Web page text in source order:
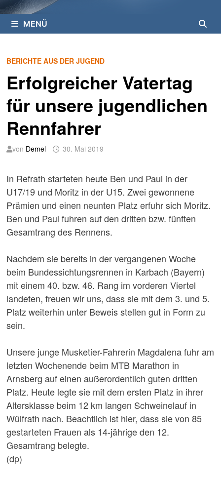
MENÜ
BERICHTE AUS DER JUGEND
Erfolgreicher Vatertag
für unsere jugendlichen
Rennfahrer
von Demel 30. Mai 2019
In Refrath starteten heute Ben und Paul in der
U17/19 und Moritz in der U15. Zwei gewonnene
Prämien und einen neunten Platz erfuhr sich Moritz.
Ben und Paul fuhren auf den dritten bzw. fünften
Gesamtrang des Rennens.
Nachdem sie bereits in der vergangenen Woche
beim Bundessichtungsrennen in Karbach (Bayern)
mit einem 40. bzw. 46. Rang im vorderen Viertel
landeten, freuen wir uns, dass sie mit dem 3. und 5.
Platz weiterhin unter Beweis stellen gut in Form zu
sein.
Unsere junge Musketier-Fahrerin Magdalena fuhr am
letzten Wochenende beim MTB Marathon in
Arnsberg auf einen außerordentlich guten dritten
Platz. Heute legte sie mit dem ersten Platz in ihrer
Altersklasse beim 12 km langen Schweinelauf in
Wülfrath nach. Beachtlich ist hier, dass sie von 85
gestarteten Frauen als 14-jährige den 12.
Gesamtrang belegte.
(dp)